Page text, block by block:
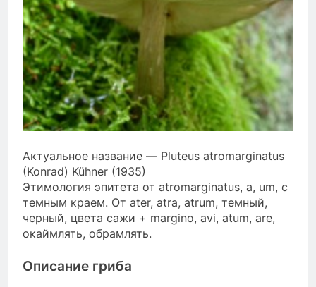
Актуальное название — Pluteus atromarginatus
(Konrad) Kühner (1935)
Этимология эпитета от atromarginatus, a, um, с
темным краем. От ater, atra, atrum, темный,
черный, цвета сажи + margino, avi, atum, are,
окаймлять, обрамлять.
Описание гриба